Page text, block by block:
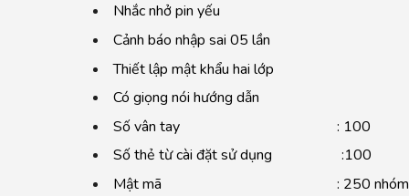
Nhắc nhở pin yếu
Cảnh báo nhập sai 05 lần
Thiết lập mật khẩu hai lớp
Có giọng nói hướng dẫn
Số vân tay : 100
Số thẻ từ cài đặt sử dụng :100
Mật mã : 250 nhóm